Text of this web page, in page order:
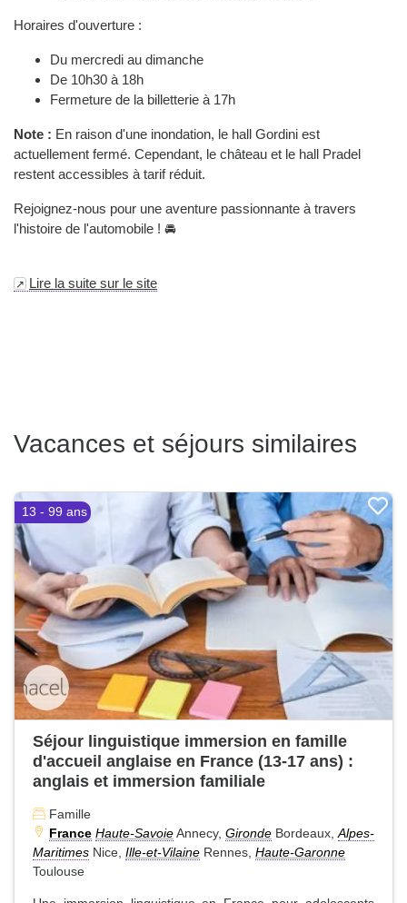
Horaires d'ouverture :
Du mercredi au dimanche
De 10h30 à 18h
Fermeture de la billetterie à 17h
Note : En raison d'une inondation, le hall Gordini est
actuellement fermé. Cependant, le château et le hall Pradel
restent accessibles à tarif réduit.
Rejoignez-nous pour une aventure passionnante à travers
l'histoire de l'automobile ! 🚘
Lire la suite sur le site
Vacances et séjours similaires
13 - 99 ans
Séjour linguistique immersion en famille
d'accueil anglaise en France (13-17 ans) :
anglais et immersion familiale
Famille
France Haute-SavoieAnnecy, Gironde Bordeaux, Alpes-
Maritimes Nice, Ille-et-Vilaine Rennes, Haute-Garonne
Toulouse